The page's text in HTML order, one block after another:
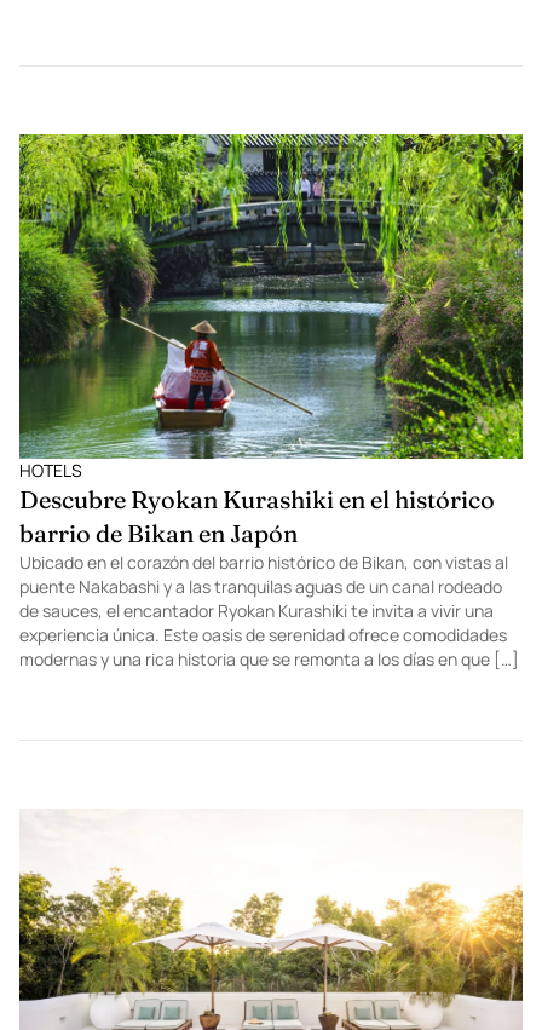
HOTELS
Descubre Ryokan Kurashiki en el histórico
barrio de Bikan en Japón
Ubicado en el corazón del barrio histórico de Bikan, con vistas al
puente Nakabashi y a las tranquilas aguas de un canal rodeado
de sauces, el encantador Ryokan Kurashiki te invita a vivir una
experiencia única. Este oasis de serenidad ofrece comodidades
modernas y una rica historia que se remonta a los días en que […]